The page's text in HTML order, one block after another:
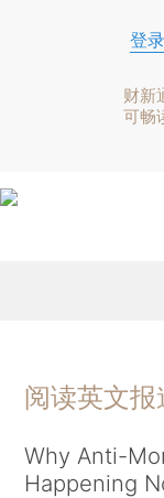
登录
财新
可畅
阅读英文报
Why Anti-
Happening